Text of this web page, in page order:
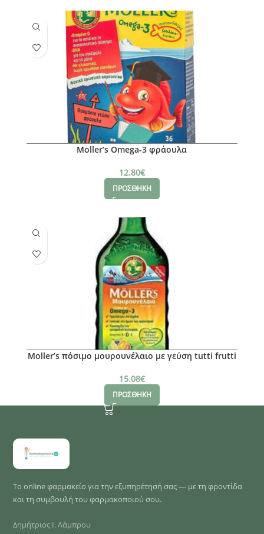
Moller’s Omega-3 φράουλα
12.80€
ΠΡΟΣΘΗΚΗ
Moller’s πόσιμο μουρουνέλαιο με γεύση tutti frutti
15.08€
ΠΡΟΣΘΗΚΗ
Το online φαρμακείο για την εξυπηρέτησή σας — με τη φροντίδα
και τη συμβουλή του φαρμακοποιού σου.
Δημήτριος Ι. Λάμπρου